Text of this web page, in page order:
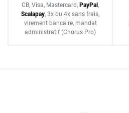
CB, Visa, Mastercard, PayPal ,
Scalapay, 3x ou 4x sans frais,
virement bancaire, mandat
administratif (Chorus Pro)